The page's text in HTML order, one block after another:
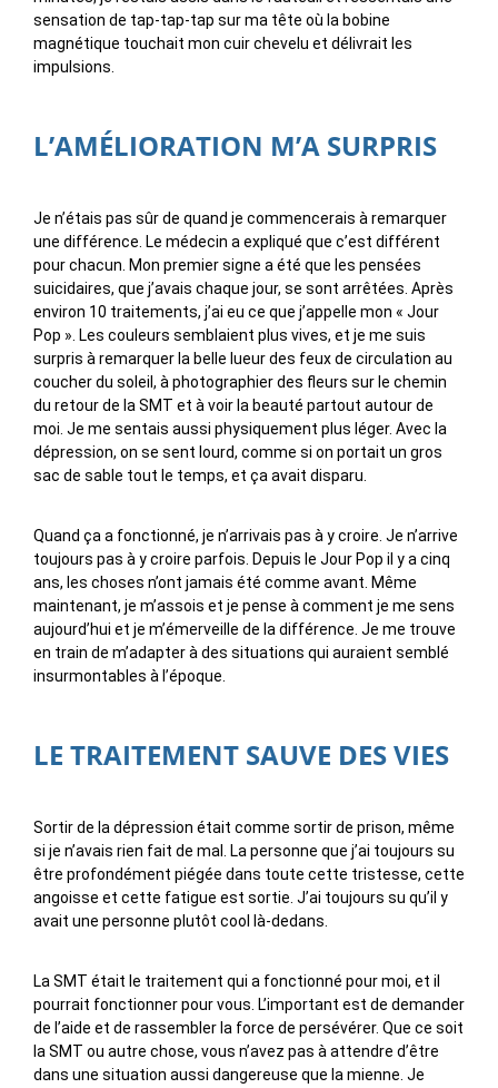
sensation de tap-tap-tap sur ma tête où la bobine
magnétique touchait mon cuir chevelu et délivrait les
impulsions.
L’AMÉLIORATION M’A SURPRIS
Je n’étais pas sûr de quand je commencerais à remarquer
une différence. Le médecin a expliqué que c’est différent
pour chacun. Mon premier signe a été que les pensées
suicidaires, que j’avais chaque jour, se sont arrêtées. Après
environ 10 traitements, j’ai eu ce que j’appelle mon « Jour
Pop ». Les couleurs semblaient plus vives, et je me suis
surpris à remarquer la belle lueur des feux de circulation au
coucher du soleil, à photographier des fleurs sur le chemin
du retour de la SMT et à voir la beauté partout autour de
moi. Je me sentais aussi physiquement plus léger. Avec la
dépression, on se sent lourd, comme si on portait un gros
sac de sable tout le temps, et ça avait disparu.
Quand ça a fonctionné, je n’arrivais pas à y croire. Je n’arrive
toujours pas à y croire parfois. Depuis le Jour Pop il y a cinq
ans, les choses n’ont jamais été comme avant. Même
maintenant, je m’assois et je pense à comment je me sens
aujourd’hui et je m’émerveille de la différence. Je me trouve
en train de m’adapter à des situations qui auraient semblé
insurmontables à l’époque.
LE TRAITEMENT SAUVE DES VIES
Sortir de la dépression était comme sortir de prison, même
si je n’avais rien fait de mal. La personne que j’ai toujours su
être profondément piégée dans toute cette tristesse, cette
angoisse et cette fatigue est sortie. J’ai toujours su qu’il y
avait une personne plutôt cool là-dedans.
La SMT était le traitement qui a fonctionné pour moi, et il
pourrait fonctionner pour vous. L’important est de demander
de l’aide et de rassembler la force de persévérer. Que ce soit
la SMT ou autre chose, vous n’avez pas à attendre d’être
dans une situation aussi dangereuse que la mienne. Je